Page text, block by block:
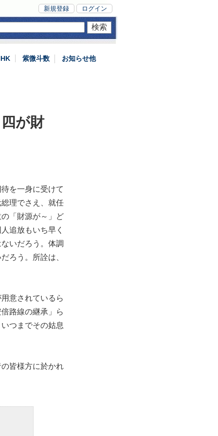
新規登録 ログイン
紫微斗数 お知らせ他
が財
を一身に受けて
理でさえ、就任
「財源が～」ど
追放もいち早く
いだろう。体調
ろう。所詮は、
意されているら
路線の継承」ら
つまでその姑息
皆様方に於かれ